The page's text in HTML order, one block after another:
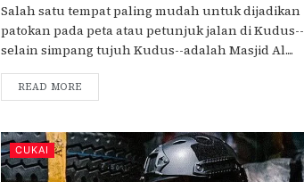
Salah satu tempat paling mudah untuk dijadikan
patokan pada peta atau petunjuk jalan di Kudus--
selain simpang tujuh Kudus--adalah Masjid Al....
READ MORE
CUKAI